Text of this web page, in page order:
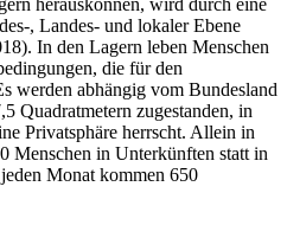
herauskönnen, wird durch eine
, Landes- und lokaler Ebene
In den Lagern leben Menschen
die für den
werden abhängig vom Bundesland
Quadratmetern zugestanden, in
Privatsphäre herrscht. Allein in
Menschen in Unterkünften statt in
Monat kommen 650